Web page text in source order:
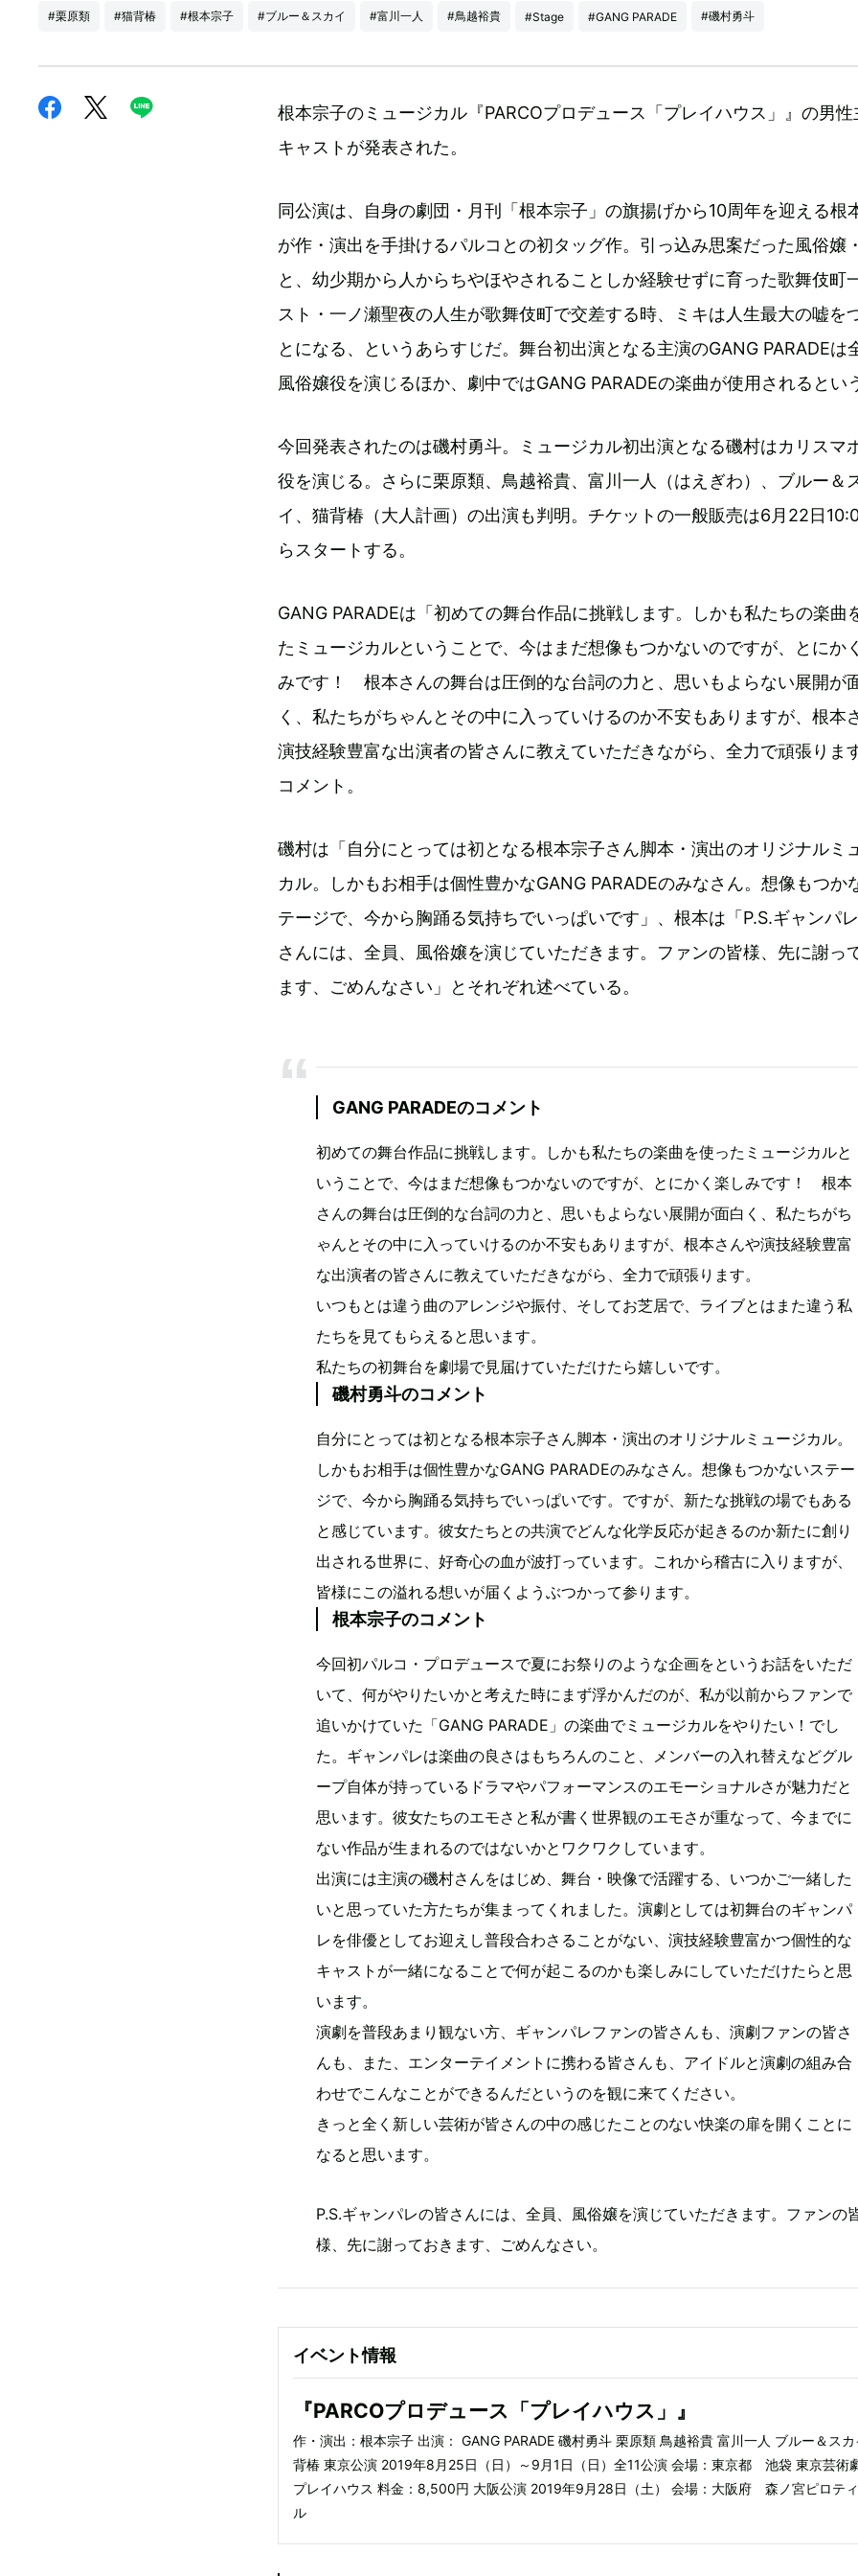
#栗原類 #猫背椿 #根本宗子 #ブルー＆スカイ #富川一人 #鳥越裕貴 #Stage #GANG PARADE #磯村勇斗
根本宗子のミュージカル『PARCOプロデュース「プレイハウス」』の男性
キャストが発表された。
同公演は、自身の劇団・月刊「根本宗子」の旗揚げから10周年を迎える根
が作・演出を手掛けるパルコとの初タッグ作。引っ込み思案だった風俗嬢
と、幼少期から人からちやほやされることしか経験せずに育った歌舞伎町
スト・一ノ瀬聖夜の人生が歌舞伎町で交差する時、ミキは人生最大の嘘を
とになる、というあらすじだ。舞台初出演となる主演のGANG PARADEは
風俗嬢役を演じるほか、劇中ではGANG PARADEの楽曲が使用されるとい
今回発表されたのは磯村勇斗。ミュージカル初出演となる磯村はカリスマ
役を演じる。さらに栗原類、鳥越裕貴、富川一人（はえぎわ）、ブルー＆
イ、猫背椿（大人計画）の出演も判明。チケットの一般販売は6月22日
らスタートする。
GANG PARADEは「初めての舞台作品に挑戦します。しかも私たちの楽曲
たミュージカルということで、今はまだ想像もつかないのですが、とにか
みです！ 根本さんの舞台は圧倒的な台詞の力と、思いもよらない展開が
く、私たちがちゃんとその中に入っていけるのか不安もありますが、根本
演技経験豊富な出演者の皆さんに教えていただきながら、全力で頑張りま
コメント。
磯村は「自分にとっては初となる根本宗子さん脚本・演出のオリジナルミ
カル。しかもお相手は個性豊かなGANG PARADEのみなさん。想像もつか
テージで、今から胸踊る気持ちでいっぱいです」、根本は「P.S.ギャンパ
さんには、全員、風俗嬢を演じていただきます。ファンの皆様、先に謝っ
ます、ごめんなさい」とそれぞれ述べている。
GANG PARADEのコメント
初めての舞台作品に挑戦します。しかも私たちの楽曲を使ったミュージカルと
いうことで、今はまだ想像もつかないのですが、とにかく楽しみです！ 根本
さんの舞台は圧倒的な台詞の力と、思いもよらない展開が面白く、私たちがち
ゃんとその中に入っていけるのか不安もありますが、根本さんや演技経験豊富
な出演者の皆さんに教えていただきながら、全力で頑張ります。
いつもとは違う曲のアレンジや振付、そしてお芝居で、ライブとはまた違う私
たちを見てもらえると思います。
私たちの初舞台を劇場で見届けていただけたら嬉しいです。
磯村勇斗のコメント
自分にとっては初となる根本宗子さん脚本・演出のオリジナルミュージカル。
しかもお相手は個性豊かなGANG PARADEのみなさん。想像もつかないステー
ジで、今から胸踊る気持ちでいっぱいです。ですが、新たな挑戦の場でもある
と感じています。彼女たちとの共演でどんな化学反応が起きるのか新たに創り
出される世界に、好奇心の血が波打っています。これから稽古に入りますが、
皆様にこの溢れる想いが届くようぶつかって参ります。
根本宗子のコメント
今回初パルコ・プロデュースで夏にお祭りのような企画をというお話をいただ
いて、何がやりたいかと考えた時にまず浮かんだのが、私が以前からファンで
追いかけていた「GANG PARADE」の楽曲でミュージカルをやりたい！でし
た。ギャンパレは楽曲の良さはもちろんのこと、メンバーの入れ替えなどグル
ープ自体が持っているドラマやパフォーマンスのエモーショナルさが魅力だと
思います。彼女たちのエモさと私が書く世界観のエモさが重なって、今までに
ない作品が生まれるのではないかとワクワクしています。
出演には主演の磯村さんをはじめ、舞台・映像で活躍する、いつかご一緒した
いと思っていた方たちが集まってくれました。演劇としては初舞台のギャンパ
レを俳優としてお迎えし普段合わさることがない、演技経験豊富かつ個性的な
キャストが一緒になることで何が起こるのかも楽しみにしていただけたらと思
います。
演劇を普段あまり観ない方、ギャンパレファンの皆さんも、演劇ファンの皆さ
んも、また、エンターテイメントに携わる皆さんも、アイドルと演劇の組み合
わせでこんなことができるんだというのを観に来てください。
きっと全く新しい芸術が皆さんの中の感じたことのない快楽の扉を開くことに
なると思います。
P.S.ギャンパレの皆さんには、全員、風俗嬢を演じていただきます。ファンの
様、先に謝っておきます、ごめんなさい。
イベント情報
『PARCOプロデュース「プレイハウス」』
作・演出：根本宗子 出演： GANG PARADE 磯村勇斗 栗原類 鳥越裕貴 富川一人 ブルー＆ス
背椿 東京公演 2019年8月25日（日）～9月1日（日）全11公演 会場：東京都 池袋 東京芸術
プレイハウス 料金：8,500円 大阪公演 2019年9月28日（土） 会場：大阪府 森ノ宮ピロテ
ル